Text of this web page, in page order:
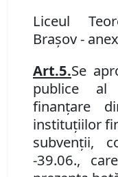
Liceul
Braşov-
Art.5.Se
publice al
finanţare
instituţiilor
subvenţii,
-39.06.,